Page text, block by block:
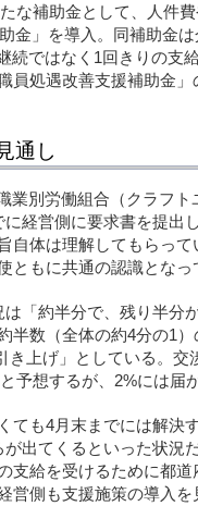
な補助金として、人件
金」を導入。同補助金
続ではなく1回きりの支
員処遇改善支援補助金
通し
業別労働組合（クラフ
経営側に要求書を提出
自体は理解してもらっ
ともに共通の認識となっ
「約半分で、残り半分
半数（全体の約4分の1
き上げ」としている。
予想するが、2%には届
ても4月末までには解決
出てくるといった状況
支給を受けるために都
営側も支援施策の導入